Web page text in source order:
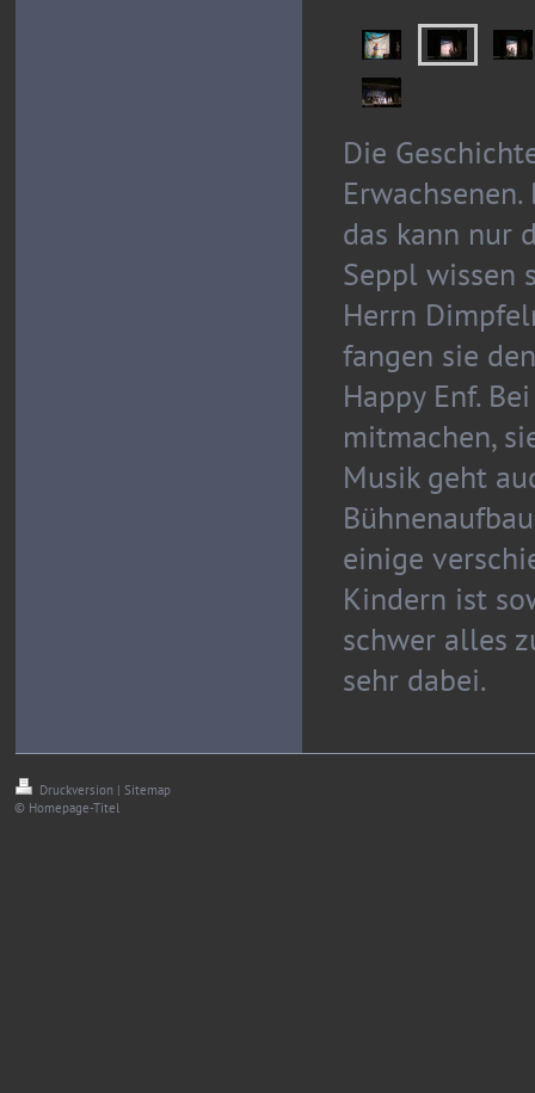
Die
das kann nur
Seppl wissen
Herrn
fangen sie
Happy Enf.
mitmachen,
Musik geht
einige
Kindern ist
schwer alles
sehr dabei.
Druckversion | Sitemap
© Homepage-Titel